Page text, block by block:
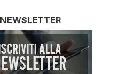
NEWSLETTER